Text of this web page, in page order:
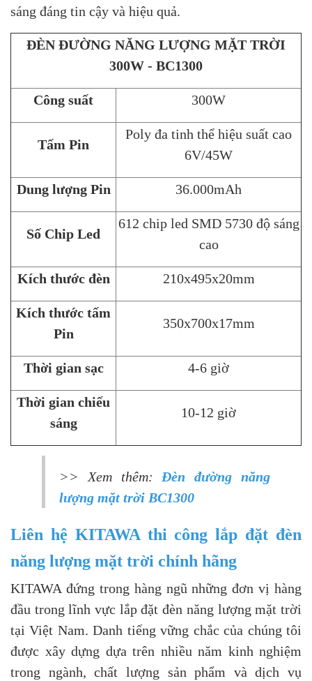
sáng đáng tin cậy và hiệu quả.
ĐÈN ĐƯỜNG NĂNG LƯỢNG MẶT TRỜI
300W - BC1300
Công suất 300W
Tấm Pin
Poly đa tinh thể hiệu suất cao
6V/45W
Dung lượng Pin 36.000mAh
Số Chip Led
612 chip led SMD 5730 độ sáng
cao
Kích thước đèn 210x495x20mm
Kích thước tấm
Pin
350x700x17mm
Thời gian sạc 4-6 giờ
Thời gian chiếu
sáng
10-12 giờ
>> Xem thêm: Đèn đường năng
lượng mặt trời BC1300
Liên hệ KITAWA thi công lắp đặt đèn
năng lượng mặt trời chính hãng
KITAWA đứng trong hàng ngũ những đơn vị hàng
đầu trong lĩnh vực lắp đặt đèn năng lượng mặt trời
tại Việt Nam. Danh tiếng vững chắc của chúng tôi
được xây dựng dựa trên nhiều năm kinh nghiệm
trong ngành, chất lượng sản phẩm và dịch vụ